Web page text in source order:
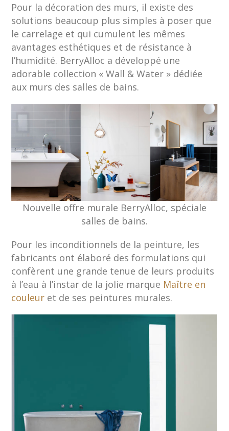
Pour la décoration des murs, il existe des
solutions beaucoup plus simples à poser que
le carrelage et qui cumulent les mêmes
avantages esthétiques et de résistance à
l’humidité. BerryAlloc a développé une
adorable collection « Wall & Water » dédiée
aux murs des salles de bains.
Nouvelle offre murale BerryAlloc, spéciale
salles de bains.
Pour les inconditionnels de la peinture, les
fabricants ont élaboré des formulations qui
confèrent une grande tenue de leurs produits
à l’eau à l’instar de la jolie marque Maître en
couleur et de ses peintures murales.